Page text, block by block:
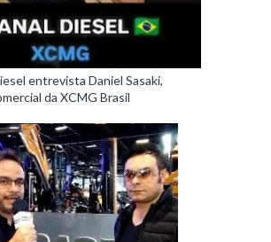
entrevista Daniel Sasaki,
da XCMG Brasil